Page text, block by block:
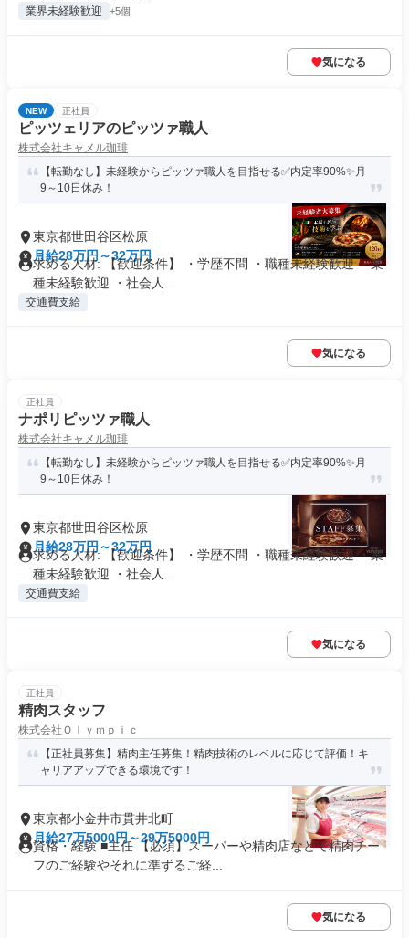
業界未経験歓迎 +5個
気になる
NEW 正社員
ピッツェリアのピッツァ職人
株式会社キャメル珈琲
【転勤なし】未経験からピッツァ職人を目指せる✅️内定率90%✨️月
9～10日休み！
東京都世田谷区松原
月給28万円～32万円
求める人材: 【歓迎条件】 ・学歴不問 ・職種未経験歓迎 ・業
種未経験歓迎 ・社会人...
交通費支給
気になる
正社員
ナポリピッツァ職人
株式会社キャメル珈琲
【転勤なし】未経験からピッツァ職人を目指せる✅️内定率90%✨️月
9～10日休み！
東京都世田谷区松原
月給28万円～32万円
求める人材: 【歓迎条件】 ・学歴不問 ・職種未経験歓迎 ・業
種未経験歓迎 ・社会人...
交通費支給
気になる
正社員
精肉スタッフ
株式会社Ｏｌｙｍｐｉｃ
【正社員募集】精肉主任募集！精肉技術のレベルに応じて評価！キ
ャリアアップできる環境です！
東京都小金井市貫井北町
月給27万5000円～29万5000円
資格・経験 ■主任 【必須】スーパーや精肉店などで精肉チー
フのご経験やそれに準ずるご経...
気になる